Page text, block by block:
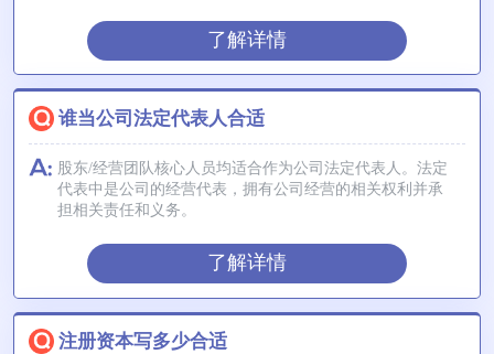
了解详情
谁当公司法定代表人合适
股东/经营团队核心人员均适合作为公司法定代表人。法定
代表中是公司的经营代表，拥有公司经营的相关权利并承
担相关责任和义务。
了解详情
注册资本写多少合适